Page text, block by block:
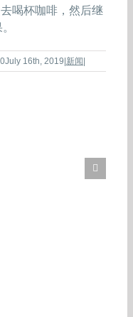
喝杯咖啡，然后继
July 16th, 2019|新闻|